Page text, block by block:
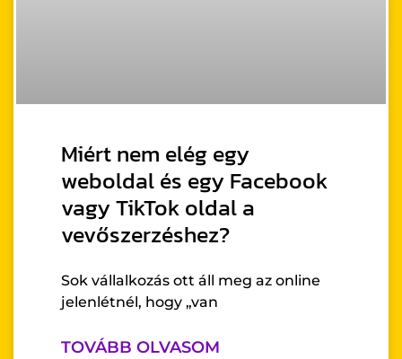
Miért nem elég egy
weboldal és egy Facebook
vagy TikTok oldal a
vevőszerzéshez?
Sok vállalkozás ott áll meg az online
jelenlétnél, hogy „van
TOVÁBB OLVASOM